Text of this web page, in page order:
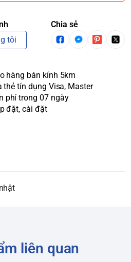
tôi
Chia sẻ
hàng bán kính 5km
thẻ tín dụng Visa, Master
phí trong 07 ngày
đặt, cài đặt
liên quan